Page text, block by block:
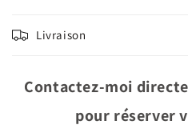
Livraison
Contactez-moi
pour réserver